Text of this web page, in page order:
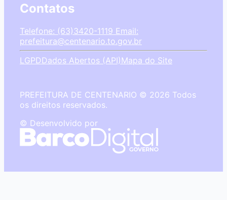
Contatos
Telefone: (63)3420-1119 Email:
prefeitura@centenario.to.gov.br
LGPDDados Abertos (API)Mapa do Site
PREFEITURA DE CENTENARIO © 2026 Todos
os direitos reservados.
© Desenvolvido por